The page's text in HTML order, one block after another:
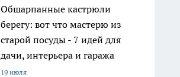
Обшарпанные кастрюли
берегу: вот что мастерю из
старой посуды - 7 идей для
дачи, интерьера и гаража
19 июля